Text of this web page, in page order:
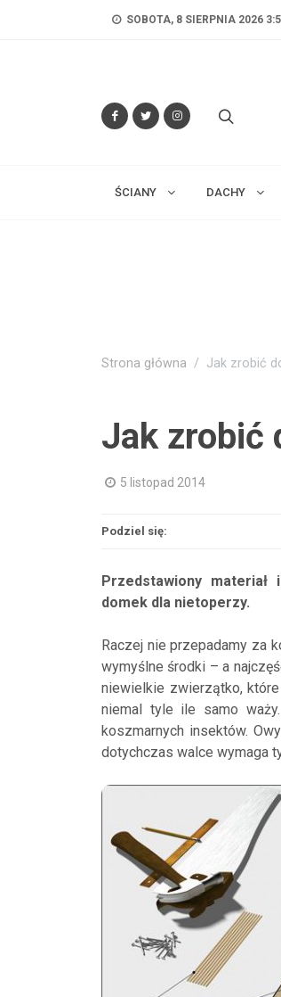
SOBOTA, 8 SIERPNIA 2026
ŚCIANY DACHY
Strona główna Jak zrobić
Jak zrobić
5 listopad 2014
Podziel się:
Przedstawiony
domek dla nietoperzy.
Raczej nie przepadamy za
wymyślne środki – a
niewielkie zwierzątko,
niemal tyle ile samo
koszmarnych insektów.
dotychczas walce wymaga